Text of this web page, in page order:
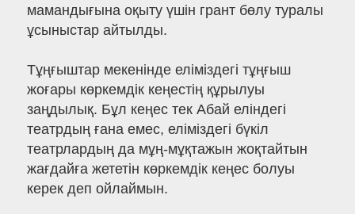
мамандығына оқыту үшін грант бөлу туралы
ұсыныстар айтылды.
Тұңғыштар мекенінде еліміздегі тұңғыш
жоғары көркемдік кеңестің құрылуы
заңдылық. Бұл кеңес тек Абай еліндегі
театрдың ғана емес, еліміздегі бүкіл
театрлардың да мұң-мұқтажын жоқтайтын
жағдайға жететін көркемдік кеңес болуы
керек деп ойлаймын.